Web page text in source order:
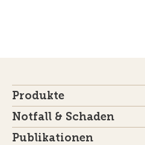
Produkte
Notfall & Schaden
Publikationen